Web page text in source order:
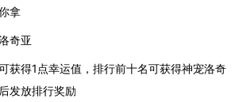
拿
奇亚
获得1点幸运值，排行前十名可获得神宠洛奇
发放排行奖励